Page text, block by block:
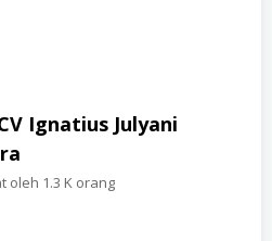
Ignatius Julyani
oleh 1.3 K orang